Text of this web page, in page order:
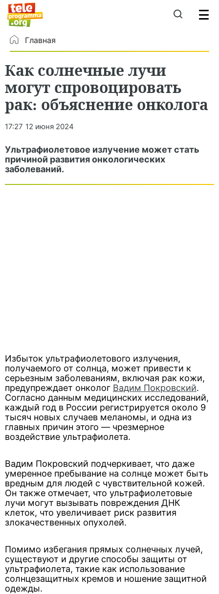
Главная
Как солнечные лучи
могут спровоцировать
рак: объяснение онколога
17:27 12 июня 2024
Ультрафиолетовое излучение может стать
причиной развития онкологических
заболеваний.
Избыток ультрафиолетового излучения,
получаемого от солнца, может привести к
серьезным заболеваниям, включая рак кожи,
предупреждает онколог Вадим Покровский.
Согласно данным медицинских исследований,
каждый год в России регистрируется около 9
тысяч новых случаев меланомы, и одна из
главных причин этого — чрезмерное
воздействие ультрафиолета.
Вадим Покровский подчеркивает, что даже
умеренное пребывание на солнце может быть
вредным для людей с чувствительной кожей.
Он также отмечает, что ультрафиолетовые
лучи могут вызывать повреждения ДНК
клеток, что увеличивает риск развития
злокачественных опухолей.
Помимо избегания прямых солнечных лучей,
существуют и другие способы защиты от
ультрафиолета, такие как использование
солнцезащитных кремов и ношение защитной
одежды.